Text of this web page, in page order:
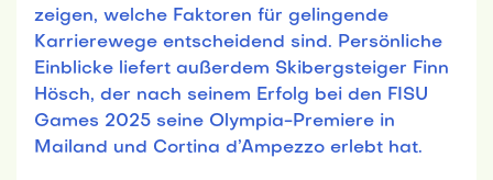
zeigen, welche Faktoren für gelingende
Karrierewege entscheidend sind. Persönliche
Einblicke liefert außerdem Skibergsteiger Finn
Hösch, der nach seinem Erfolg bei den FISU
Games 2025 seine Olympia-Premiere in
Mailand und Cortina d’Ampezzo erlebt hat.